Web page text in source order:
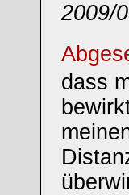
2009/
dass